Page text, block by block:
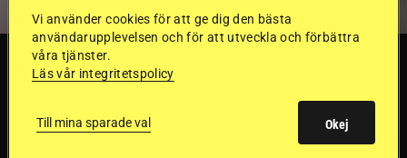
TRÄNINGSTIPS
”Gummi” berättar:
Vi använder cookies för att ge dig den bästa
användarupplevelsen och för att utveckla och förbättra
våra tjänster.
Läs vår integritetspolicy
Till mina sparade val Okej